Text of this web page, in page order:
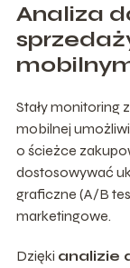
Analiza
Stały monitoring
mobilnej
o ścieżce
dostosowywać
graficzne (A/B
marketingowe.
Dzięki analizie